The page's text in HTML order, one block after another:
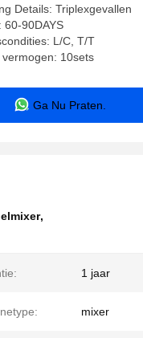
Details: Triplexgevallen
60-90DAYS
L/C, T/T
10sets
Ga Nu Praten.
,
1 jaar
mixer